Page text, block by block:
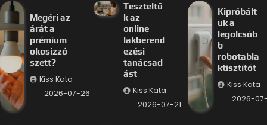
Megéri az
árát a
prémium
okosizzó
szett?
Kiss Kata
2026-07-26
Teszteltü
k az
online
lakberend
ezési
tanácsad
ást
Kiss Kata
2026-07-21
Kipróbált
uk a
legolcsób
b
robotabla
ktisztítót
Kiss Kata
2026-